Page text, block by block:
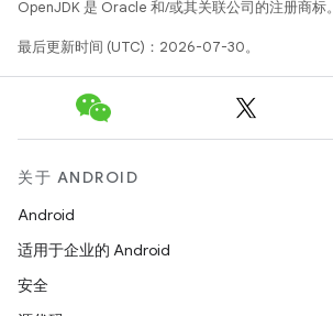
OpenJDK 是 Oracle 和/或其关联公司的注册商标。
最后更新时间 (UTC)：2026-07-30。
关于 ANDROID
Android
适用于企业的 Android
安全